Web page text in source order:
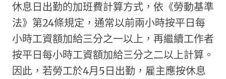
休息日出勤的加班費計算方式，依《勞動基準
法》第24條規定，通常以前兩小時按平日每
小時工資額加給三分之一以上，再繼續工作者
按平日每小時工資額加給三分之二以上計算。
因此，若勞工於4月5日出勤，雇主應按休息